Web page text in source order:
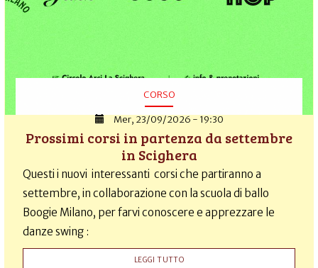
CORSO
Mer, 23/09/2026 - 19:30
Prossimi corsi in partenza da settembre
in Scighera
Questi i nuovi interessanti corsi che partiranno a
settembre, in collaborazione con la scuola di ballo
Boogie Milano, per farvi conoscere e apprezzare le
danze swing :
LEGGI TUTTO